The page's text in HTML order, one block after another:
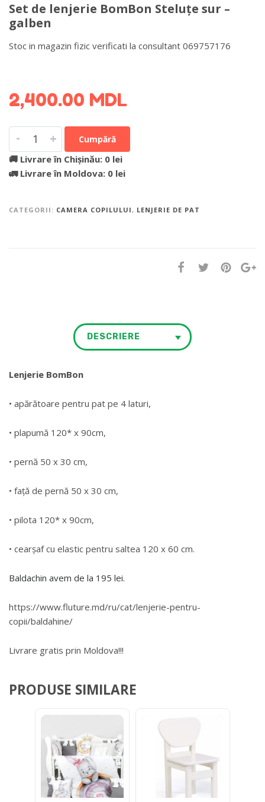
Set de lenjerie BomBon Steluțe sur –
galben
Stoc in magazin fizic verificati la consultant 069757176
2,400.00 MDL
- + Cumpără
🚚 Livrare în Chișinău: 0 lei
🚛 Livrare în Moldova: 0 lei
CATEGORII: CAMERA COPILULUI , LENJERIE DE PAT
DESCRIERE
Lenjerie BomBon
• apărătoare pentru pat pe 4 laturi,
• plapumă 120* x 90cm,
• pernă 50 x 30 cm,
• față de pernă 50 x 30 cm,
• pilota 120* x 90cm,
• cearșaf cu elastic pentru saltea 120 x 60 cm.
Baldachin avem de la 195 lei.
https://www.fluture.md/ru/cat/lenjerie-pentru-
copii/baldahine/
Livrare gratis prin Moldova!!!
PRODUSE SIMILARE